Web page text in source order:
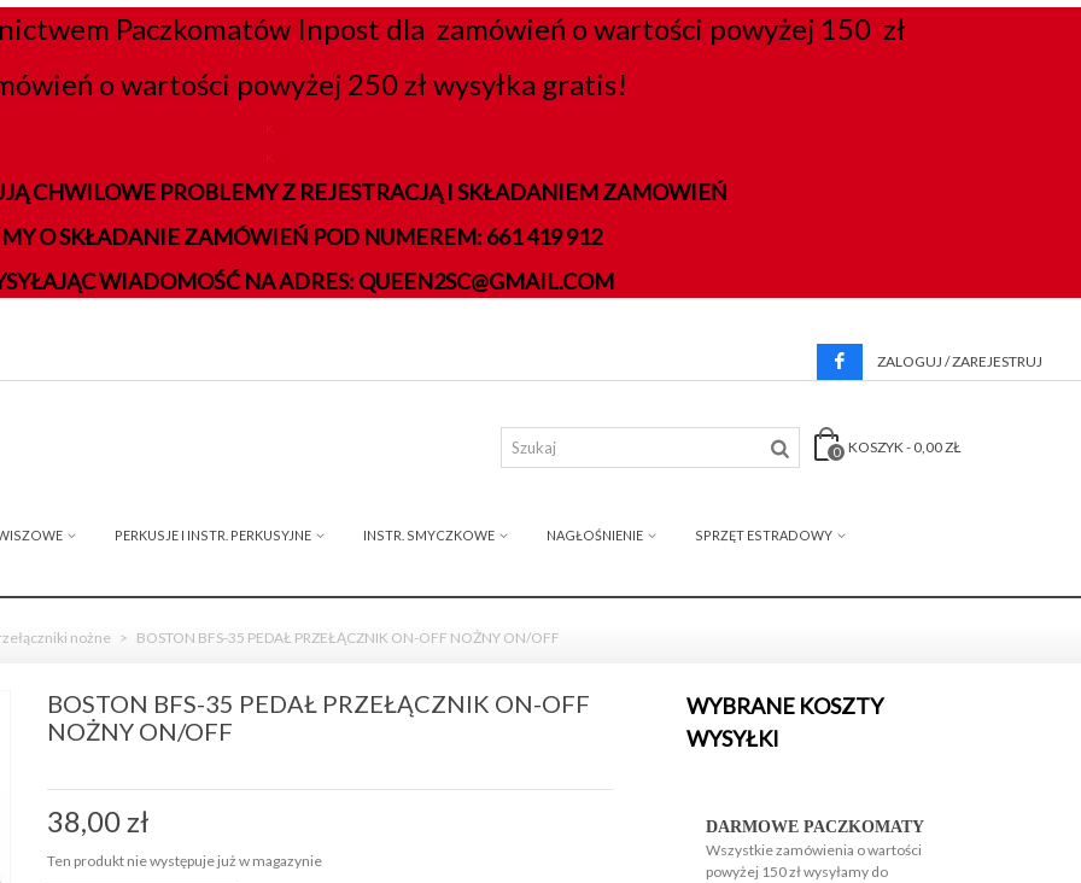
Paczkomatów Inpost dla zamówień o wartości powyżej 150 zł
o wartości powyżej 250 zł wysyłka gratis!
CHWILOWE PROBLEMY Z REJESTRACJĄ I SKŁADANIEM ZAMOWIEŃ
O SKŁADANIE ZAMÓWIEŃ POD NUMEREM: 661 419 912
WIADOMOŚĆ NA ADRES: QUEEN2SC@GMAIL.COM
ZALOGUJ / ZAREJESTRUJ
0 KOSZYK- 0,00 ZŁ
PERKUSJE I INSTR. PERKUSYJNE INSTR. SMYCZKOWE NAGŁOŚNIENIE SPRZĘT ESTRADOWY
nożne > BOSTON BFS-35 PEDAŁ PRZEŁĄCZNIK ON-OFF NOŻNY ON/OFF
BOSTON BFS-35 PEDAŁ PRZEŁĄCZNIK ON-OFF
NOŻNY ON/OFF
38,00 zł
Ten produkt nie występuje już w magazynie
WYBRANE KOSZTY
WYSYŁKI
DARMOWE PACZKOMATY
Wszystkie zamówienia o wartości
powyżej 150 zł wysyłamy do